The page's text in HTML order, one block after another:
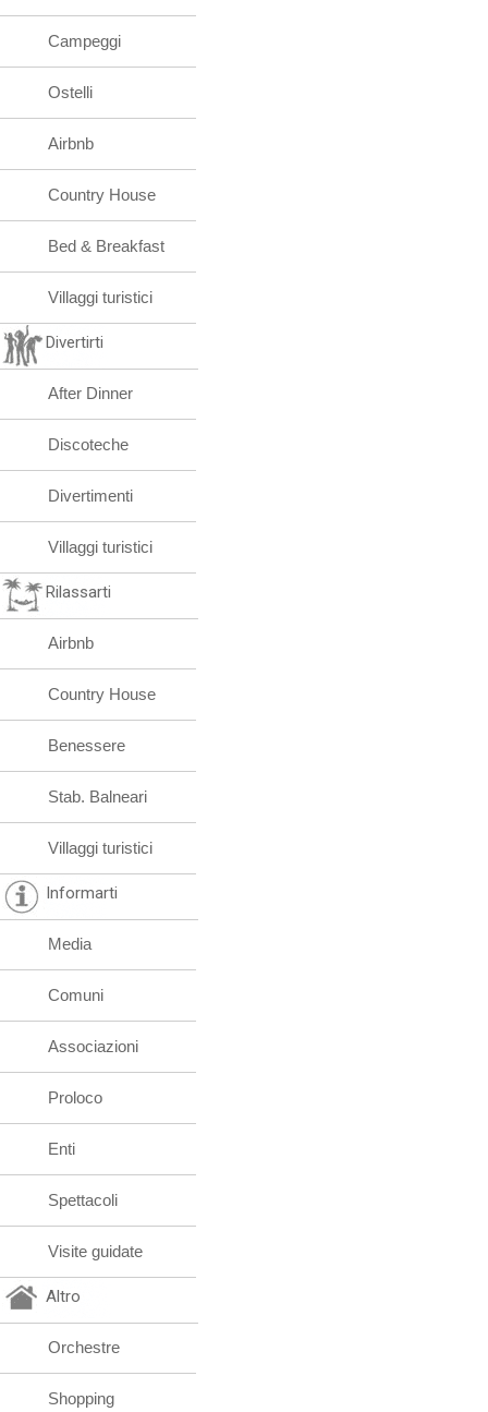
Campeggi
Ostelli
Airbnb
Country House
Bed & Breakfast
Villaggi turistici
Divertirti
After Dinner
Discoteche
Divertimenti
Villaggi turistici
Rilassarti
Airbnb
Country House
Benessere
Stab. Balneari
Villaggi turistici
Informarti
Media
Comuni
Associazioni
Proloco
Enti
Spettacoli
Visite guidate
Altro
Orchestre
Shopping